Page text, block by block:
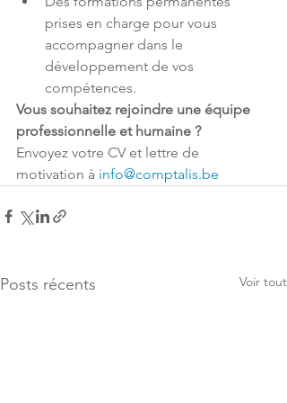
prises en charge pour vous
accompagner dans le
développement de vos
compétences.
Vous souhaitez rejoindre une équipe
professionnelle et humaine ?
Envoyez votre CV et lettre de
motivation à info@comptalis.be
Posts récents Voir tout